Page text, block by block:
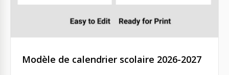
Modèle de calendrier scolaire 2026-2027